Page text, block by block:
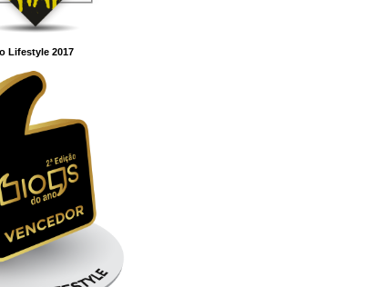
Lifestyle 2017